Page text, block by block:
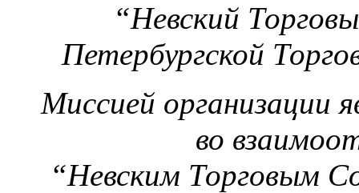
“Невский
Петербургской
Миссией организации
во
“Невским Торговым